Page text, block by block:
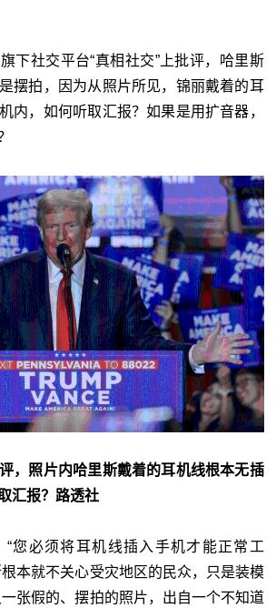
下社交平台“真相社交”上批评，哈里斯
摆拍，因为从照片所见，锦丽戴着的耳
内，如何听取汇报？如果是用扩音器，
，照片内哈里斯戴着的耳机线根本无插
汇报？路透社
“您必须将耳机线插入手机才能正常工
本就不关心受灾地区的民众，只是装模
张假的、摆拍的照片，出自一个不知道